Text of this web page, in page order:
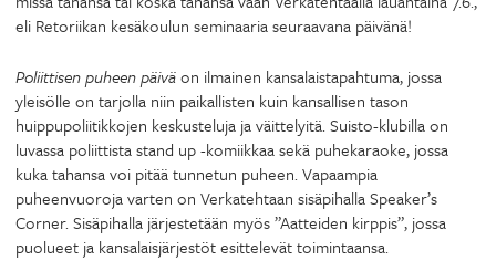
eli Retoriikan kesäkoulun seminaaria seuraavana päivänä!
Poliittisen puheen päiväon ilmainen kansalaistapahtuma, jossa
yleisölle on tarjolla niin paikallisten kuin kansallisen tason
huippupoliitikkojen keskusteluja ja väittelyitä. Suisto-klubilla on
luvassa poliittista stand up -komiikkaa sekä puhekaraoke, jossa
kuka tahansa voi pitää tunnetun puheen. Vapaampia
puheenvuoroja varten on Verkatehtaan sisäpihalla Speaker’s
Corner. Sisäpihalla järjestetään myös ”Aatteiden kirppis”, jossa
puolueet ja kansalaisjärjestöt esittelevät toimintaansa.